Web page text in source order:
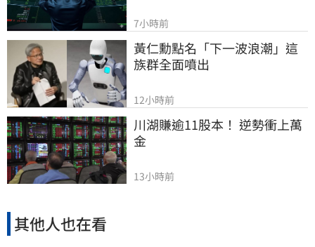
7小時前
黃仁勳點名「下一波浪潮」這
族群全面噴出
12小時前
川湖賺逾11股本！ 逆勢衝上萬
金
13小時前
其他人也在看